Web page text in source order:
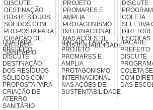
UBAITABA:
PREFEITO
DISCUTE
DESTINAÇÃO
DOS RESÍDUOS
SÓLIDOS COM
PROPOSTA PARA
CRIAÇÃO DE
ATERRO
SANITÁRIO
ITACARÉ LANÇA
PROJETO
PROMARES E
AMPLIA
PROTAGONISMO
INTERNACIONAL
NAS AÇÕES DE
SUSTENTABILIDADE
ITACARÉ:
PREFEITO
DISCUTE
COLETA
COM
DAS